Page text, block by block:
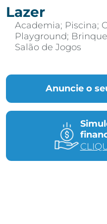
Anuncie o
Lazer
Academia; Piscina;
Playground;
Salão de Jogos